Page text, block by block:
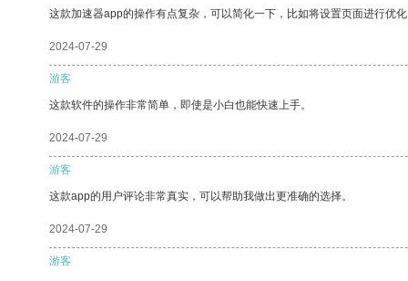
这款加速器app的操作有点复杂，可以简化一下，比如将设置页面进行优
2024-07-29
游客
这款软件的操作非常简单，即使是小白也能快速上手。
2024-07-29
游客
这款app的用户评论非常真实，可以帮助我做出更准确的选择。
2024-07-29
游客